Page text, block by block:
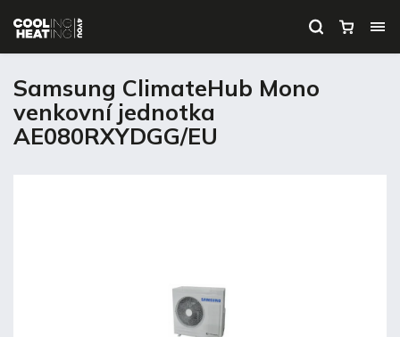
Samsung ClimateHub Mono
venkovní jednotka
AE080RXYDGG/EU